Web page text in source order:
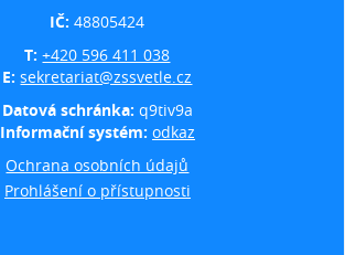
IČ:48805424
T:+420 596 411 038
E:sekretariat@zssvetle.cz
Datová schránka: q9tiv9a
Informační systém: odkaz
Ochrana osobních údajů
Prohlášení o přístupnosti